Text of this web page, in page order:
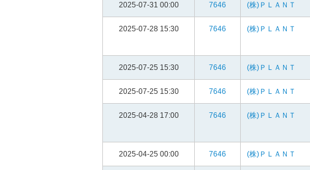
2025-07-31 00:00 7646 (株)ＰＬＡＮＴ
2025-07-28 15:30 7646 (株)ＰＬＡＮＴ
2025-07-25 15:30 7646 (株)ＰＬＡＮＴ
2025-07-25 15:30 7646 (株)ＰＬＡＮＴ
2025-04-28 17:00 7646 (株)ＰＬＡＮＴ
2025-04-25 00:00 7646 (株)ＰＬＡＮＴ